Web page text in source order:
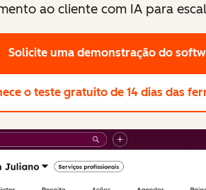
ao cliente com IA para
Solicite uma demonstração do
o teste gratuito de 14 dias das